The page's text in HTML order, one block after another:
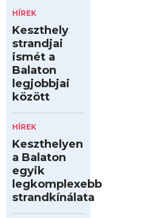
HÍREK
Keszthely
strandjai
ismét a
Balaton
legjobbjai
között
HÍREK
Keszthelyen
a Balaton
egyik
legkomplexebb
strandkínálata